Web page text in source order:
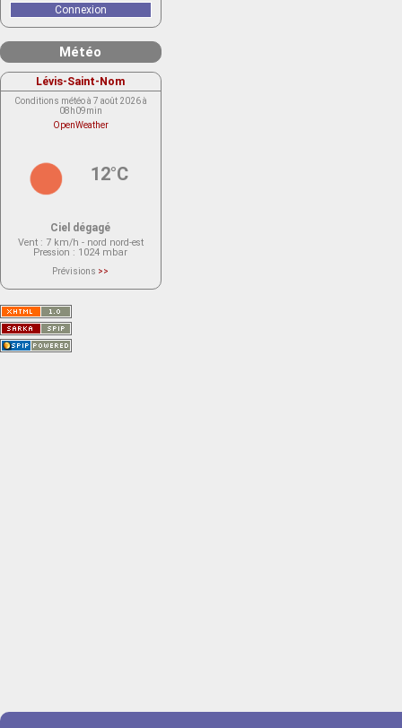
Connexion
Météo
Lévis-Saint-Nom
Conditions météo à 7 août 2026 à
08h09min
OpenWeather
12°C
Ciel dégagé
Vent : 7 km/h - nord nord-est
Pression : 1024 mbar
Prévisions >>
actuellement aucune prévision
Saint-Nom.
Veuillez consulter le message du
service ci-dessous.
(401 - Invalid API key. Please see
https://openweathermap.org/faq#error401